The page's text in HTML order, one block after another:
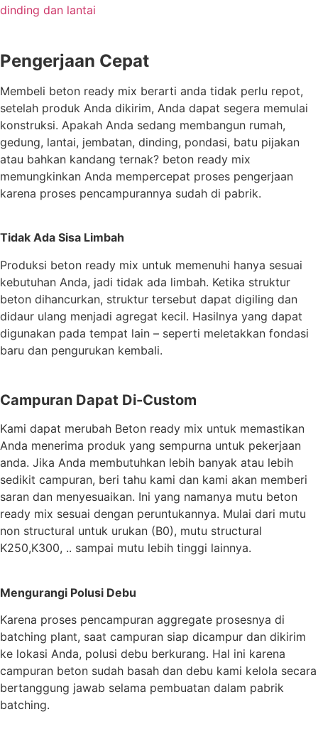
dinding dan lantai
Pengerjaan Cepat
Membeli beton ready mix berarti anda tidak perlu repot,
setelah produk Anda dikirim, Anda dapat segera memulai
konstruksi. Apakah Anda sedang membangun rumah,
gedung, lantai, jembatan, dinding, pondasi, batu pijakan
atau bahkan kandang ternak? beton ready mix
memungkinkan Anda mempercepat proses pengerjaan
karena proses pencampurannya sudah di pabrik.
Tidak Ada Sisa Limbah
Produksi beton ready mix untuk memenuhi hanya sesuai
kebutuhan Anda, jadi tidak ada limbah. Ketika struktur
beton dihancurkan, struktur tersebut dapat digiling dan
didaur ulang menjadi agregat kecil. Hasilnya yang dapat
digunakan pada tempat lain – seperti meletakkan fondasi
baru dan pengurukan kembali.
Campuran Dapat Di-Custom
Kami dapat merubah Beton ready mix untuk memastikan
Anda menerima produk yang sempurna untuk pekerjaan
anda. Jika Anda membutuhkan lebih banyak atau lebih
sedikit campuran, beri tahu kami dan kami akan memberi
saran dan menyesuaikan. Ini yang namanya mutu beton
ready mix sesuai dengan peruntukannya. Mulai dari mutu
non structural untuk urukan (B0), mutu structural
K250,K300, .. sampai mutu lebih tinggi lainnya.
Mengurangi Polusi Debu
Karena proses pencampuran aggregate prosesnya di
batching plant, saat campuran siap dicampur dan dikirim
ke lokasi Anda, polusi debu berkurang. Hal ini karena
campuran beton sudah basah dan debu kami kelola secara
bertanggung jawab selama pembuatan dalam pabrik
batching.